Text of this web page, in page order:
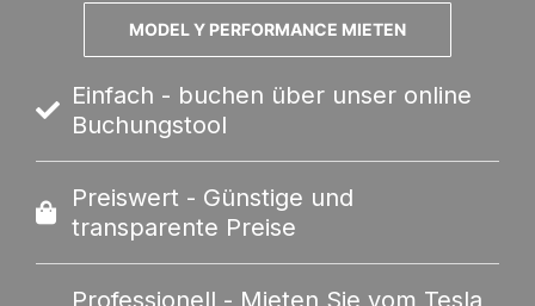
MODEL Y PERFORMANCE MIETEN
Einfach - buchen über unser online
Buchungstool
Preiswert - Günstige und
transparente Preise